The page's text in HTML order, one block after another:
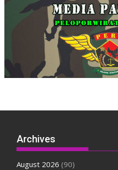
Archives
August 2026 (90)